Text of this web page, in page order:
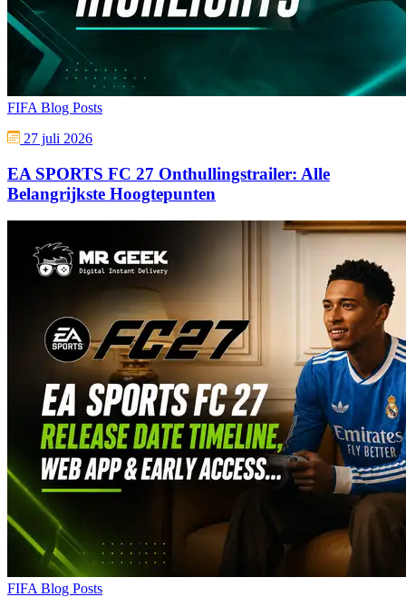
FIFA Blog Posts
27 juli 2026
EA SPORTS FC 27 Onthullingstrailer: Alle
Belangrijkste Hoogtepunten
FIFA Blog Posts